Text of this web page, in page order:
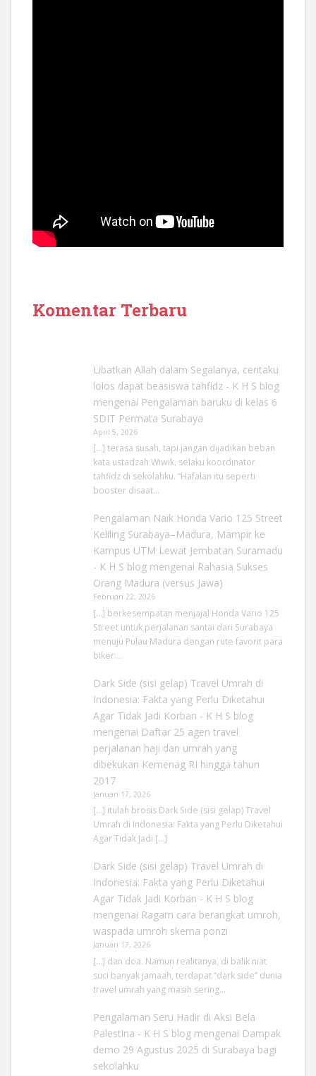
Komentar Terbaru
Libatkan Allah dalam Segalanya, ceritaku
lolos dapat beasiswa tahfidz - K H S blog
mengenai Pengalaman baruku di kelas 6
SDIT Permata Surabaya
April 5, 2026
[…] terasa susah, tapi jangan dijadikan beban
kata ustadzah Wiwik, selaku koordinator
tahfidz di sekolahku. “Hafalan itu seperti
booster disaat…
Pengalaman Naik Honda Vario 125 Street
Keliling Surabaya–Madura, Mampir ke
Kampus UTM Lewat Jembatan Suramadu
- K H S blogmengenai Rahasia Sukses
Orang Madura (versus Jawa)
Februari 22, 2026
[…] berkesempatan menjajal Honda Vario 125
Street untuk perjalanan santai dari Surabaya
menuju Pulau Madura dengan rute favorit para
biker:…
Dark Side (sisi gelap) Travel Umrah di
Indonesia: Fakta yang Perlu Diketahui
Agar Tidak Jadi Korban - K H S blog
mengenai Daftar 25 agen travel
perjalanan haji dan umrah yang
dibekukan Kemenag RI hingga tahun
2017
Januari 17, 2026
[…] itulah brosis Dark Side (sisi gelap) Travel
Umrah di Indonesia: Fakta yang Perlu Diketahui
Agar Tidak Jadi […]
Dark Side (sisi gelap) Travel Umrah di
Indonesia: Fakta yang Perlu Diketahui
Agar Tidak Jadi Korban - K H S blog
mengenai Ragam cara berangkat umroh,
waspada umroh skema ponzi
Januari 17, 2026
[…] dan doa. Namun realitanya, di balik niat
suci banyak jamaah, terdapat “dark side” dunia
travel umrah yang masih sering…
Pengalaman Seru Hadir di Aksi Bela
Palestina - K H S blogmengenai Dampak
demo 29 Agustus 2025 di Surabaya bagi
sekolahku